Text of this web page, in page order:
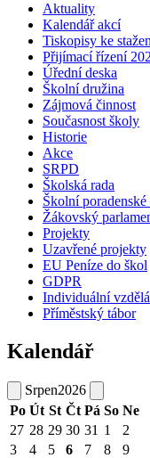
Aktuality
Kalendář akcí
Tiskopisy ke
Přijímací řízení
Úřední deska
Školní družina
Zájmová činnost
Současnost školy
Historie
Akce
SRPD
Školská rada
Školní poradenské
Žákovský
Projekty
Uzavřené projekty
EU Peníze do škol
GDPR
Individuální
Příměstský tábor
Kalendář
Srpen2026
Po Út St Čt Pá So Ne
27 28 29 30 31 1
2
3
4 5 6 7 8
9